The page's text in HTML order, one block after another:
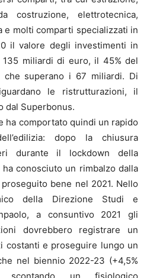
costruzione, elettrotecnica,
e molti comparti specializzati in
il valore degli investimenti in
miliardi di euro, il 45% del
superano i 67 miliardi. Di
le ristrutturazioni, il
dal Superbonus.
ha comportato quindi un rapido
dopo la chiusura
durante il lockdown della
ha conosciuto un rimbalzo dalla
bene nel 2021. Nello
della Direzione Studi e
a consuntivo 2021 gli
dovrebbero registrare un
costanti e proseguire lungo un
nel biennio 2022-23 (+4,5%